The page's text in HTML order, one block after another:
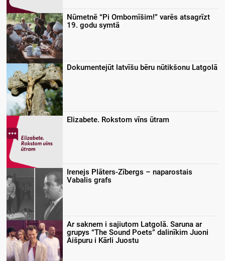
Nūmetnē “Pi Ombomīšim!” varēs atsagrīzt
19. godu symtā
Dokumentejūt latvīšu bēru nūtikšonu Latgolā
Elizabete. Rokstom vīns ūtram
Irenejs Plāters-Zībergs – naparostais
Vabalis grafs
Ar saknem i sajiutom Latgolā. Saruna ar
grupys “The Sound Poets” dalinīkim Juoni
Aišpuru i Kārli Juostu